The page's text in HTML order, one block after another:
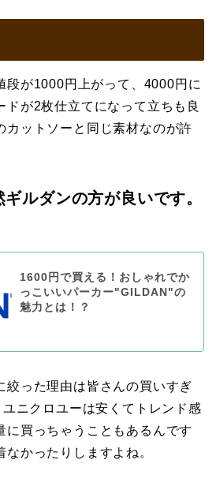
段が1000円上がって、4000円に
ドが2枚仕立てになって立ちも良
カットソーと同じ素材なのが許
ルダンの方が良いです。
1600円で買える！おしゃれでか
っこいいパーカー"GILDAN"の
魅力とは！？
絞った理由は皆さんの買いすぎ
ニクロユーは安くてトレンド感
に買っちゃうこともあるんです
かったりしますよね。